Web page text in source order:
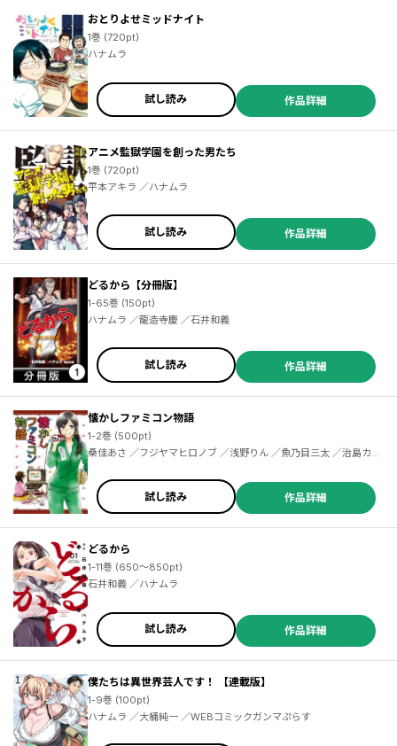
おとりよせミッドナイト
1巻 (720pt)
ハナムラ
試し読み 作品詳細
アニメ監獄学園を創った男たち
1巻 (720pt)
平本アキラ ／ハナムラ
試し読み 作品詳細
どるから【分冊版】
1-65巻 (150pt)
ハナムラ ／龍造寺慶 ／石井和義
試し読み 作品詳細
懐かしファミコン物語
1-2巻 (500pt)
桑佳あさ ／フジヤマヒロノブ ／浅野りん ／魚乃目三太 ／治島カロ
／ハナムラ ／高梨みどり ／あさいもとゆき ／斉藤ふみ ／福丸やす
こ ／田中顕 ／なかむらみつのり ／しゅりんぷ小林 ／加納康雄 ／ア
ンソロジー
試し読み 作品詳細
どるから
1-11巻 (650～850pt)
石井和義 ／ハナムラ
試し読み 作品詳細
僕たちは異世界芸人です！ 【連載版】
1-9巻 (100pt)
ハナムラ ／大桶純一 ／WEBコミックガンマぷらす